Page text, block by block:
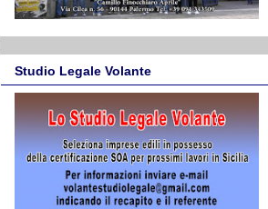
Studio Legale Volante